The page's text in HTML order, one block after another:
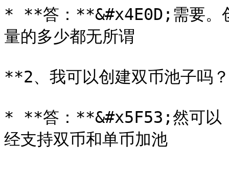
* **答：**&#x4E0D;需要。
量的多少都无所谓
**2、我可以创建双币池子吗
* **答：**&#x5F53;然可以
经支持双币和单币加池